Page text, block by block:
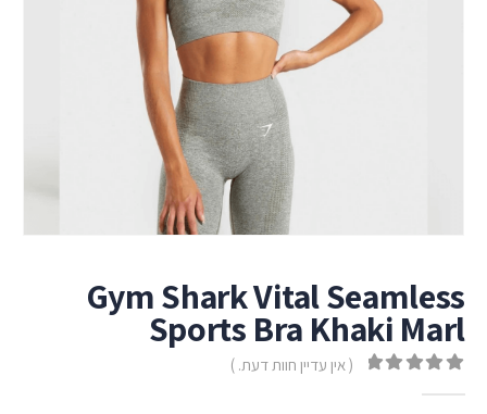
Gym Shark Vital Seamless
Sports Bra Khaki Marl
( אין עדיין חוות דעת. )